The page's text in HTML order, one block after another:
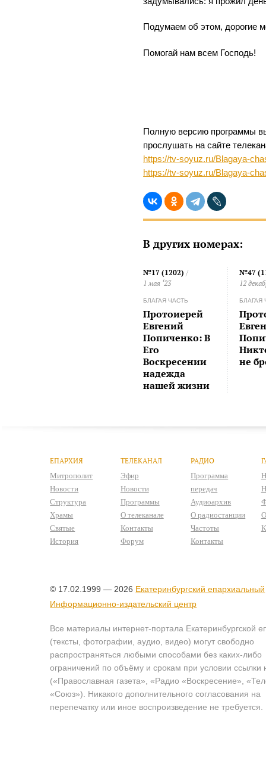
Подумаем об этом, дорогие
Помогай нам всем Господь!
Полную версию программы
прослушать на сайте
https://tv-soyuz.ru/Blagaya-
https://tv-soyuz.ru/Blagaya-
В других номерах:
№17 (1202) /
1 мая ‘23
БЛАГАЯ ЧАСТЬ
Протоиерей
Евгений
Попиченко: В
Его
Воскресении
надежда
нашей жизни
№47
12
БЛАГАЯ
не
ЕПАРХИЯ
Митрополит
Новости
Структура
Храмы
Святые
История
ТЕЛЕКАНАЛ
Эфир
Новости
Программы
О телеканале
Контакты
Форум
РАДИО
Программа
передач
Аудиоархив
О радиостанции
Частоты
Контакты
© 17.02.1999 — 2026 Екатеринбургский епархиальный
Информационно-издательский центр
Все материалы интернет-портала Екатеринбургской
(тексты, фотографии, аудио, видео) могут свободно
распространяться любыми способами без каких-либо
ограничений по объёму и срокам при условии ссылки
(«Православная газета», «Радио «Воскресение»,
«Союз»). Никакого дополнительного согласования на
перепечатку или иное воспроизведение не требуется.